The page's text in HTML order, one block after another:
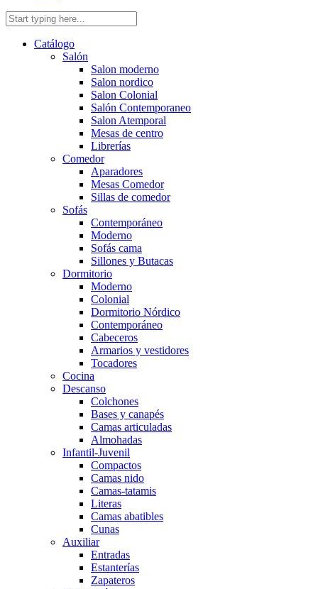
Catálogo
Salón
Salon moderno
Salon nordico
Salon Colonial
Salón Contemporaneo
Salon Atemporal
Mesas de centro
Librerías
Comedor
Aparadores
Mesas Comedor
Sillas de comedor
Sofás
Contemporáneo
Moderno
Sofás cama
Sillones y Butacas
Dormitorio
Moderno
Colonial
Dormitorio Nórdico
Contemporáneo
Cabeceros
Armarios y vestidores
Tocadores
Cocina
Descanso
Colchones
Bases y canapés
Camas articuladas
Almohadas
Infantil-Juvenil
Compactos
Camas nido
Camas-tatamis
Literas
Camas abatibles
Cunas
Auxiliar
Entradas
Estanterías
Zapateros